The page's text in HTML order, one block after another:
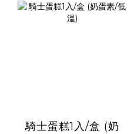
騎士蛋糕1入/盒 (奶